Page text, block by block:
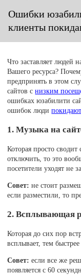
Ошибки
клиенты
Что заставляет людей
Вашего ресурса?
предпринять в этом
сайтов снизким
ошибках юзабилити
ошибок люди
1. Музыка на
Которая просто
отключить, то это
посетители уходят не
Совет: не стоит
если разместили, то
2. Всплывающая
Которая до сих пор
всплывает, тем
Совет: если все же
появляется с 60